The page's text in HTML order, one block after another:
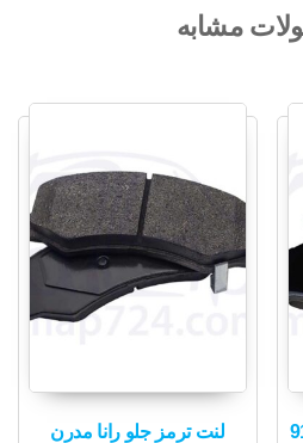
مشابه
سورن مدل 91
لنت ترمز جلو رانا مدرن